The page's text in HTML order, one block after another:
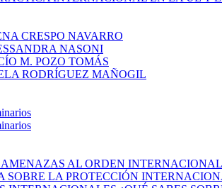
CRESPO NAVARRO
NASONI
M. POZO TOMÁS
RODRÍGUEZ MAÑOGIL
AL ORDEN
SOBRE LA PROTECCIÓN